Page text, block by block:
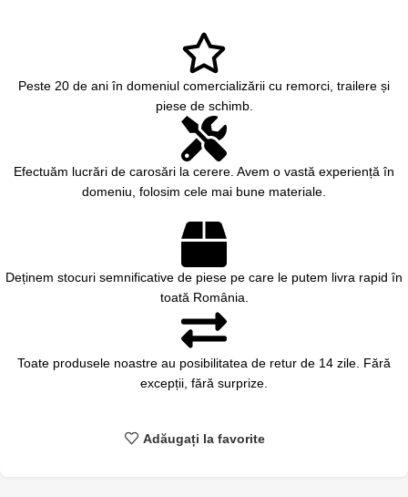
Peste 20 de ani în domeniul comercializării cu remorci, trailere și
piese de schimb.
Efectuăm lucrări de carosări la cerere. Avem o vastă experiență în
domeniu, folosim cele mai bune materiale.
Deținem stocuri semnificative de piese pe care le putem livra rapid în
toată România.
Toate produsele noastre au posibilitatea de retur de 14 zile. Fără
excepții, fără surprize.
Adăugați la favorite